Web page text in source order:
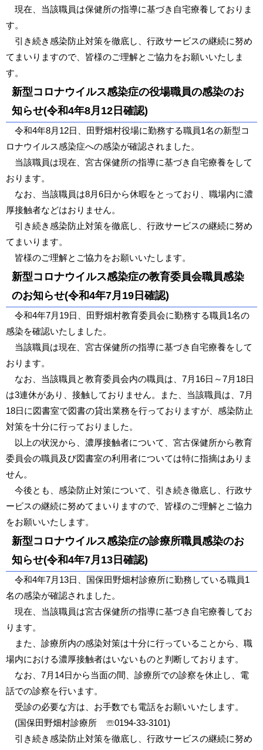
現在、当該職員は保健所の指導に基づき自宅療養しておりま
す。
引き続き感染防止対策を徹底し、行政サービスの継続に努め
てまいりますので、皆様のご理解とご協力をお願いいたしま
す。
新型コロナウイルス感染症の役場職員の感染のお
知らせ(令和4年8月12日確認)
令和4年8月12日、田野畑村役場に勤務する職員1名の新型コ
ロナウイルス感染症への感染が確認されました。
当該職員は現在、宮古保健所の指導に基づき自宅療養をして
おります。
なお、当該職員は8月6日から休暇をとっており、職場内に濃
厚接触者などはおりません。
引き続き感染防止対策を徹底し、行政サービスの継続に努め
てまいります。
皆様のご理解とご協力をお願いいたします。
新型コロナウイルス感染症の教育委員会職員感染
のお知らせ(令和4年7月19日確認)
令和4年7月19日、田野畑村教育委員会に勤務する職員1名の
感染を確認いたしました。
当該職員は現在、宮古保健所の指導に基づき自宅療養をして
おります。
なお、当該職員と教育委員会内の職員は、7月16日～7月18日
は3連休があり、接触しておりません。また、当該職員は、7月
18日に図書室で図書の貸出業務を行っておりますが、感染防止
対策を十分に行っておりました。
以上の状況から、濃厚接触者について、宮古保健所から教育
委員会の職員及び図書室の利用者については特に指摘はありま
せん。
今後とも、感染防止対策について、引き続き徹底し、行政サ
ービスの継続に努めてまいりますので、皆様のご理解とご協力
をお願いいたします。
新型コロナウイルス感染症の診療所職員感染のお
知らせ(令和4年7月13日確認)
令和4年7月13日、国保田野畑村診療所に勤務している職員1
名の感染が確認されました。
現在、当該職員は宮古保健所の指導に基づき自宅療養してお
ります。
また、診療所内の感染対策は十分に行っていることから、職
場内における濃厚接触者はいないものと判断しております。
なお、7月14日から当面の間、診療所での診察を休止し、電
話での診察を行います。
受診の必要な方は、お手数でも電話をお願いいたします。
(国保田野畑村診療所 ☏0194-33-3101)
引き続き感染防止対策を徹底し、行政サービスの継続に努め